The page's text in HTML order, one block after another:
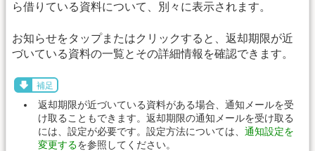
ら借りている資料について、別々に表示されます。
お知らせをタップまたはクリックすると、返却期限が近
づいている資料の一覧とその詳細情報を確認できます。
補足
返却期限が近づいている資料がある場合、通知メールを受
け取ることもできます。返却期限の通知メールを受け取る
には、設定が必要です。設定方法については、 通知設定を
変更するを参照してください。